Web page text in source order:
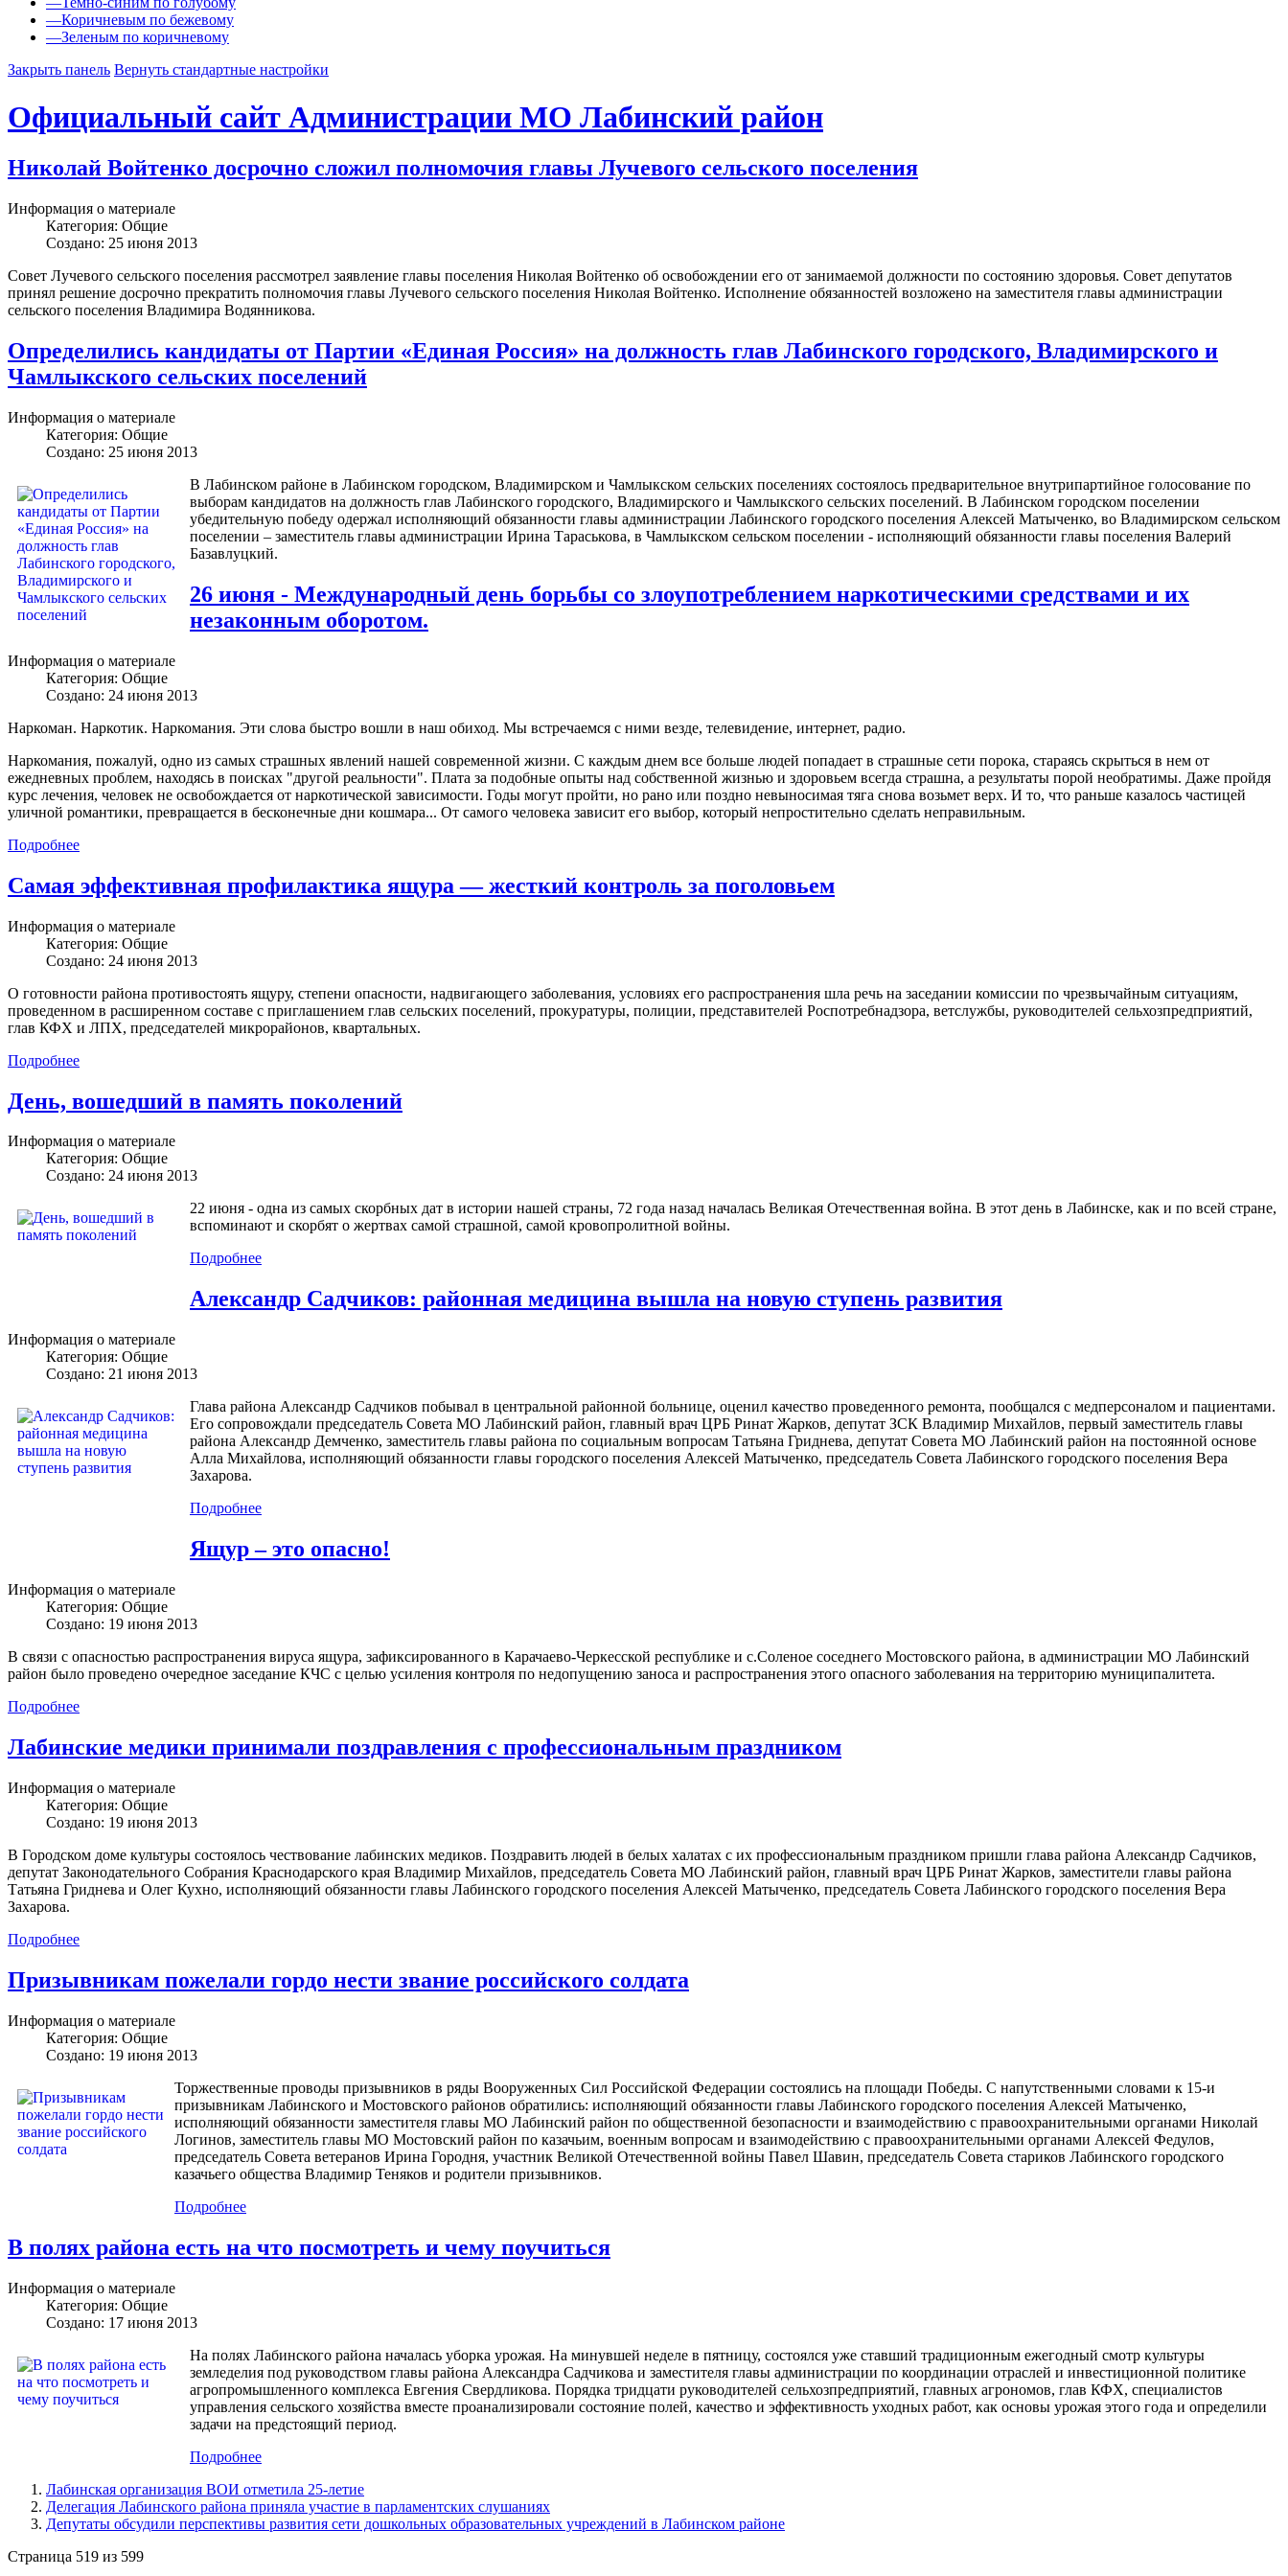
—Коричневым по бежевому
—Зеленым по коричневому
Закрыть панель Вернуть стандартные настройки
Официальный сайт Администрации МО Лабинский район
Николай Войтенко досрочно сложил полномочия главы Лучевого сельского поселения
Информация о материале
Категория: Общие
Создано: 25 июня 2013
Совет Лучевого сельского поселения рассмотрел заявление главы поселения Николая Войтенко об освобождении его от занимаемой должности по состоянию здоровья. Совет депутатов
принял решение досрочно прекратить полномочия главы Лучевого сельского поселения Николая Войтенко. Исполнение обязанностей возложено на заместителя главы администрации
сельского поселения Владимира Водянникова.
Определились кандидаты от Партии «Единая Россия» на должность глав Лабинского городского, Владимирского и
Чамлыкского сельских поселений
Информация о материале
Категория: Общие
Создано: 25 июня 2013
В Лабинском районе в Лабинском городском, Владимирском и Чамлыкском сельских поселениях состоялось предварительное внутрипартийное голосование по
выборам кандидатов на должность глав Лабинского городского, Владимирского и Чамлыкского сельских поселений. В Лабинском городском поселении
убедительную победу одержал исполняющий обязанности главы администрации Лабинского городского поселения Алексей Матыченко, во Владимирском сельском
поселении – заместитель главы администрации Ирина Тараськова, в Чамлыкском сельском поселении - исполняющий обязанности главы поселения Валерий
Базавлуцкий.
26 июня - Международный день борьбы со злоупотреблением наркотическими средствами и их
незаконным оборотом.
Информация о материале
Категория: Общие
Создано: 24 июня 2013
Наркоман. Наркотик. Наркомания. Эти слова быстро вошли в наш обиход. Мы встречаемся с ними везде, телевидение, интернет, радио.
Наркомания, пожалуй, одно из самых страшных явлений нашей современной жизни. С каждым днем все больше людей попадает в страшные сети порока, стараясь скрыться в нем от
ежедневных проблем, находясь в поисках "другой реальности". Плата за подобные опыты над собственной жизнью и здоровьем всегда страшна, а результаты порой необратимы. Даже пройдя
курс лечения, человек не освобождается от наркотической зависимости. Годы могут пройти, но рано или поздно невыносимая тяга снова возьмет верх. И то, что раньше казалось частицей
уличной романтики, превращается в бесконечные дни кошмара... От самого человека зависит его выбор, который непростительно сделать неправильным.
Подробнее
Самая эффективная профилактика ящура — жесткий контроль за поголовьем
Информация о материале
Категория: Общие
Создано: 24 июня 2013
О готовности района противостоять ящуру, степени опасности, надвигающего заболевания, условиях его распространения шла речь на заседании комиссии по чрезвычайным ситуациям,
проведенном в расширенном составе с приглашением глав сельских поселений, прокуратуры, полиции, представителей Роспотребнадзора, ветслужбы, руководителей сельхозпредприятий,
глав КФХ и ЛПХ, председателей микрорайонов, квартальных.
Подробнее
День, вошедший в память поколений
Информация о материале
Категория: Общие
Создано: 24 июня 2013
22 июня - одна из самых скорбных дат в истории нашей страны, 72 года назад началась Великая Отечественная война. В этот день в Лабинске, как и по всей стране,
вспоминают и скорбят о жертвах самой страшной, самой кровопролитной войны.
Подробнее
Александр Садчиков: районная медицина вышла на новую ступень развития
Информация о материале
Категория: Общие
Создано: 21 июня 2013
Глава района Александр Садчиков побывал в центральной районной больнице, оценил качество проведенного ремонта, пообщался с медперсоналом и пациентами.
Его сопровождали председатель Совета МО Лабинский район, главный врач ЦРБ Ринат Жарков, депутат ЗСК Владимир Михайлов, первый заместитель главы
района Александр Демченко, заместитель главы района по социальным вопросам Татьяна Гриднева, депутат Совета МО Лабинский район на постоянной основе
Алла Михайлова, исполняющий обязанности главы городского поселения Алексей Матыченко, председатель Совета Лабинского городского поселения Вера
Захарова.
Подробнее
Ящур – это опасно!
Информация о материале
Категория: Общие
Создано: 19 июня 2013
В связи с опасностью распространения вируса ящура, зафиксированного в Карачаево-Черкесской республике и с.Соленое соседнего Мостовского района, в администрации МО Лабинский
район было проведено очередное заседание КЧС с целью усиления контроля по недопущению заноса и распространения этого опасного заболевания на территорию муниципалитета.
Подробнее
Лабинские медики принимали поздравления с профессиональным праздником
Информация о материале
Категория: Общие
Создано: 19 июня 2013
В Городском доме культуры состоялось чествование лабинских медиков. Поздравить людей в белых халатах с их профессиональным праздником пришли глава района Александр Садчиков,
депутат Законодательного Собрания Краснодарского края Владимир Михайлов, председатель Совета МО Лабинский район, главный врач ЦРБ Ринат Жарков, заместители главы района
Татьяна Гриднева и Олег Кухно, исполняющий обязанности главы Лабинского городского поселения Алексей Матыченко, председатель Совета Лабинского городского поселения Вера
Захарова.
Подробнее
Призывникам пожелали гордо нести звание российского солдата
Информация о материале
Категория: Общие
Создано: 19 июня 2013
Торжественные проводы призывников в ряды Вооруженных Сил Российской Федерации состоялись на площади Победы. С напутственными словами к 15-и
призывникам Лабинского и Мостовского районов обратились: исполняющий обязанности главы Лабинского городского поселения Алексей Матыченко,
исполняющий обязанности заместителя главы МО Лабинский район по общественной безопасности и взаимодействию с правоохранительными органами Николай
Логинов, заместитель главы МО Мостовский район по казачьим, военным вопросам и взаимодействию с правоохранительными органами Алексей Федулов,
председатель Совета ветеранов Ирина Городня, участник Великой Отечественной войны Павел Шавин, председатель Совета стариков Лабинского городского
казачьего общества Владимир Теняков и родители призывников.
Подробнее
В полях района есть на что посмотреть и чему поучиться
Информация о материале
Категория: Общие
Создано: 17 июня 2013
На полях Лабинского района началась уборка урожая. На минувшей неделе в пятницу, состоялся уже ставший традиционным ежегодный смотр культуры
земледелия под руководством главы района Александра Садчикова и заместителя главы администрации по координации отраслей и инвестиционной политике
агропромышленного комплекса Евгения Свердликова. Порядка тридцати руководителей сельхозпредприятий, главных агрономов, глав КФХ, специалистов
управления сельского хозяйства вместе проанализировали состояние полей, качество и эффективность уходных работ, как основы урожая этого года и определили
задачи на предстоящий период.
Подробнее
Лабинская организация ВОИ отметила 25-летие
Делегация Лабинского района приняла участие в парламентских слушаниях
Депутаты обсудили перспективы развития сети дошкольных образовательных учреждений в Лабинском районе
Страница 519 из 599